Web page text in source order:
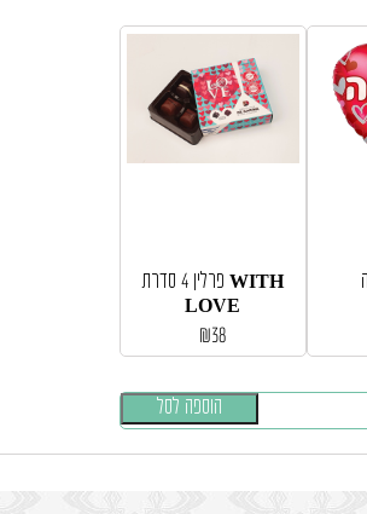
הוספה לסל
פרלין 4 סדרת WITH
LOVE
₪38